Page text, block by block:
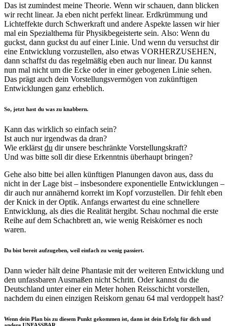
Das ist zumindest meine Theorie. Wenn wir schauen, dann blicken
wir recht linear. Ja eben nicht perfekt linear. Erdkrümmung und
Lichteffekte durch Schwerkraft und andere Aspekte lassen wir hier
mal ein Spezialthema für Physikbegeisterte sein. Also: Wenn du
guckst, dann guckst du auf einer Linie. Und wenn du versuchst dir
eine Entwicklung vorzustellen, also etwas VORHERZUSEHEN,
dann schaffst du das regelmäßig eben auch nur linear. Du kannst
nun mal nicht um die Ecke oder in einer gebogenen Linie sehen.
Das prägt auch dein Vorstellungsvermögen von zukünftigen
Entwicklungen ganz erheblich.
So, jetzt hast du was zu knabbern.
Kann das wirklich so einfach sein?
Ist auch nur irgendwas da dran?
Wie erklärst du dir unsere beschränkte Vorstellungskraft?
Und was bitte soll dir diese Erkenntnis überhaupt bringen?
Gehe also bitte bei allen künftigen Planungen davon aus, dass du
nicht in der Lage bist – insbesondere exponentielle Entwicklungen –
dir auch nur annähernd korrekt im Kopf vorzustellen. Dir fehlt eben
der Knick in der Optik. Anfangs erwartest du eine schnellere
Entwicklung, als dies die Realität hergibt. Schau nochmal die erste
Reihe auf dem Schachbrett an, wie wenig Reiskörner es noch
waren.
Du bist bereit aufzugeben, weil einfach zu wenig passiert.
Dann wieder hält deine Phantasie mit der weiteren Entwicklung und
den unfassbaren Ausmaßen nicht Schritt. Oder kannst du die
Deutschland unter einer ein Meter hohen Reisschicht vorstellen,
nachdem du einen einzigen Reiskorn genau 64 mal verdoppelt hast?
Wenn dein Plan bis zu diesem Punkt gekommen ist, dann ist dein Erfolg für dich und
andere UNFASSBAR.